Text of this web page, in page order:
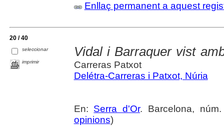
Enllaç permanent a aquest
20 / 40
seleccionar
imprimir
Vidal i Barraquer vist
Carreras Patxot
Delétra-Carreras i Patxot, Núria
En: Serra d'Or. Barcelona,
opinions)